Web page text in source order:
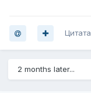
Цитата
2 months later...